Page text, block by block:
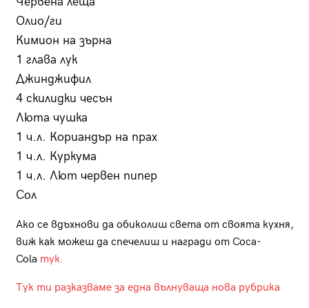
Олио/ги
Кимион на зърна
1 глава лук
Джинджифил
4 скилидки чесън
Люта чушка
1 ч.л. Кориандър на прах
1 ч.л. Куркума
1 ч.л. Лют червен пипер
Сол
Ако се вдъхнови да обиколиш света от своята кухня,
виж как можеш да спечелиш и награди от Coca-
Cola тук.
Тук ти разказваме за една вълнуваща нова рубрика